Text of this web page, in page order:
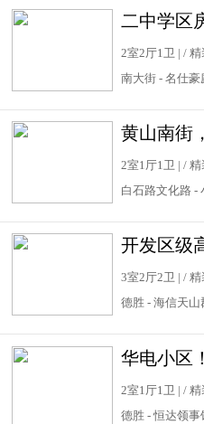
2室2厅1卫 | / 精
南大街 - 名仕豪
2室1厅1卫 | / 精
白石路文化路 -
3室2厅2卫 | /
德胜 - 海信天山
2室1厅1卫 | /
德胜 - 恒达领事